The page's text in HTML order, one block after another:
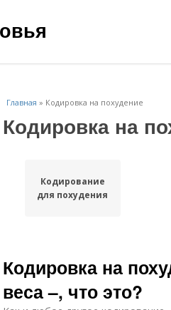
Главная » Кодировка на похудение
Кодировка на
Кодирование
для похудения
Кодировка на
веса –, что это?